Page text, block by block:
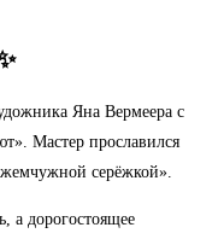
Яна Вермеера с
Мастер прославился
серёжкой».
а дорогостоящее